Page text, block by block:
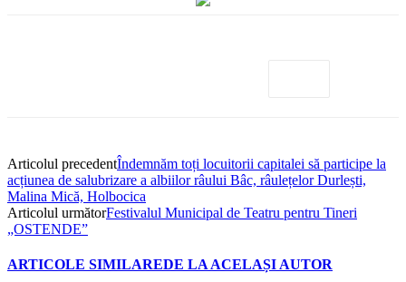
Articolul precedentÎndemnăm toți locuitorii capitalei să participe la
acțiunea de salubrizare a albiilor râului Bâc, râulețelor Durlești,
Malina Mică, Holbocica
Articolul următorFestivalul Municipal de Teatru pentru Tineri
„OSTENDE”
ARTICOLE SIMILAREDE LA ACELAȘI AUTOR